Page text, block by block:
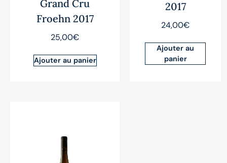
Grand Cru
Froehn 2017
25,00€
Ajouter au panier
2017
24,00€
Ajouter au
panier